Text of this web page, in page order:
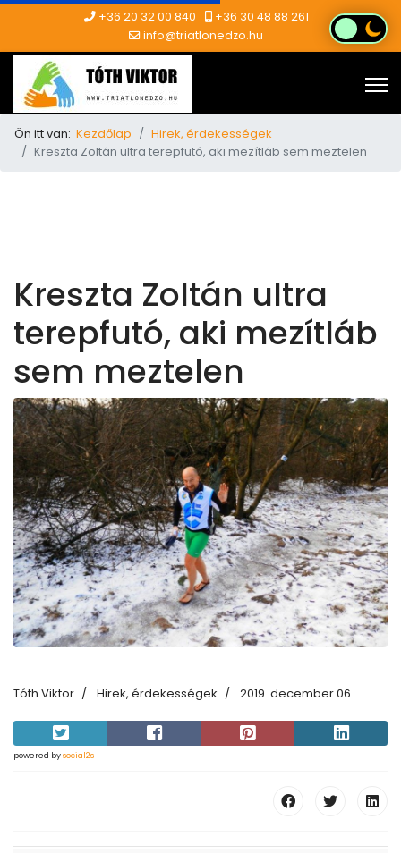
+36 20 32 00 840
+36 30 48 88 261
info@triatlonedzo.hu
Ön itt van: Kezdőlap
Hirek, érdekességek
Kreszta Zoltán ultra terepfutó, aki mezítláb sem meztelen
Kreszta Zoltán ultra
terepfutó, aki mezítláb
sem meztelen
Tóth Viktor Hirek, érdekességek 2019. december 06
powered bysocial2s